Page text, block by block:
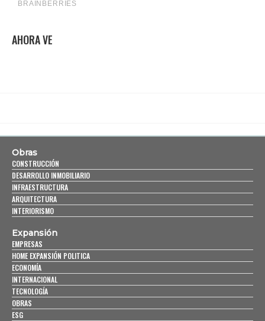
AHORA VE
Obras
CONSTRUCCIÓN
DESARROLLO INMOBILIARIO
INFRAESTRUCTURA
ARQUITECTURA
INTERIORISMO
Expansión
EMPRESAS
HOME EXPANSIÓN POLITICA
ECONOMÍA
INTERNACIONAL
TECNOLOGÍA
OBRAS
ESG